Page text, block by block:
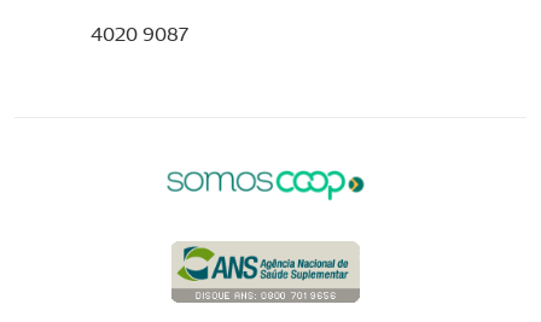
4020 9087